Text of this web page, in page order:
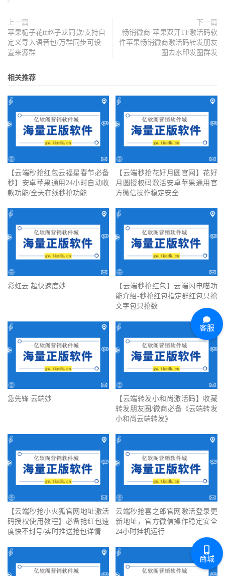
上一篇
苹果栀子花tf赵子龙同款/支持自
定义导入语音包/万群同步可设
置来源群
下一篇
畅销微商-苹果双开TF激活码软
件苹果畅销微商激活码转发朋友
圈去水印发圈群发
相关推荐
【云端秒抢红包云福星春节必备
秒】安卓苹果通用24小时自动收
款功能/全天在线秒抢功能
【云端秒抢花好月圆官网】花好
月圆授权码激活安卓苹果通用官
方微信操作稳定安全
彩虹云 超快速度妙
【云端秒抢红包】云端闪电喵功
能介绍-秒抢红包指定群红包只抢
文字包只抢数
急先锋 云端妙
【云端转发小和尚激活码】收藏
转发朋友圈/微商必备《云端转发
小和尚云端转发》
【云端秒抢小火狐官网地址激活
码授权使用教程】必备抢红包速
度快不封号/实时推送抢包详情
云端秒抢喜之郎官网激活登录更
新地址，官方微信操作稳定安全
24小时挂机运行
客服
商城